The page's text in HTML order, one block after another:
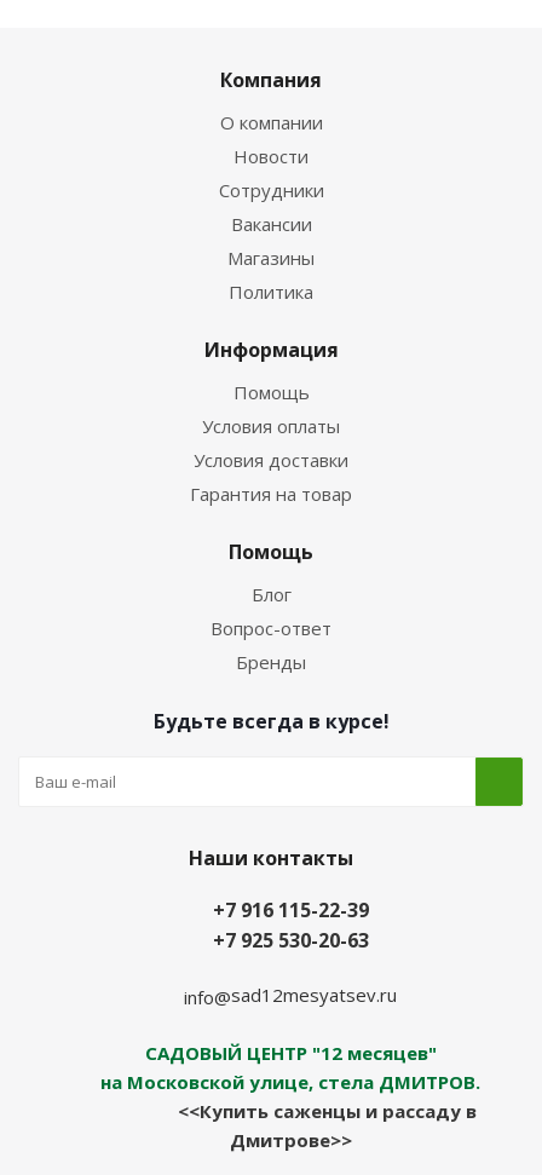
Компания
О компании
Новости
Сотрудники
Вакансии
Магазины
Политика
Информация
Помощь
Условия оплаты
Условия доставки
Гарантия на товар
Помощь
Блог
Вопрос-ответ
Бренды
Будьте всегда в курсе!
Наши контакты
+7 916 115-22-39
+7 925 530-20-63
info@sad12mesyatsev.ru
САДОВЫЙ ЦЕНТР "12 месяцев"
на Московской улице, стела ДМИТРОВ.
<<Купить саженцы и рассаду в
Дмитрове>>